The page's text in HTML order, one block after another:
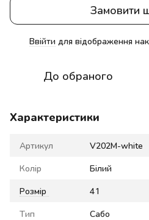
Замовити
Ввійти для відображення
До обраного
Характеристики
Артикул V202M-white
Колір Білий
Розмір 41
Тип Сабо